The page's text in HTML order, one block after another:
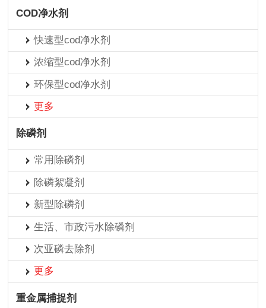
COD净水剂
快速型cod净水剂
浓缩型cod净水剂
环保型cod净水剂
更多
除磷剂
常用除磷剂
除磷絮凝剂
新型除磷剂
生活、市政污水除磷剂
次亚磷去除剂
更多
重金属捕捉剂